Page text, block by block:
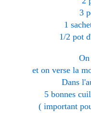
3
1
1/2 pot
et on verse la
Dans
5 bonnes
( important